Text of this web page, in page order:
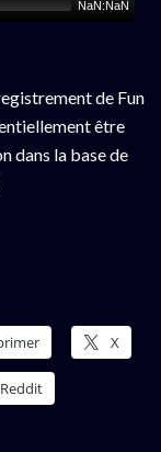
NaN:NaN
de Fun
être
dans la base de
X
Reddit